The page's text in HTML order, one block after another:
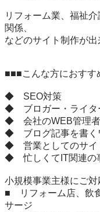
リフォーム業、福祉
関係、
などのサイト制作が出
■■■こんな方におすす
◆　SEO対策
◆　ブロガー・ライタ
◆　会社のWEB管理者
◆　ブログ記事を書く
◆　営業としてのサイ
◆　忙しくてIT関連の
小規模事業主様にご対
■　リフォーム店、飲
サージ